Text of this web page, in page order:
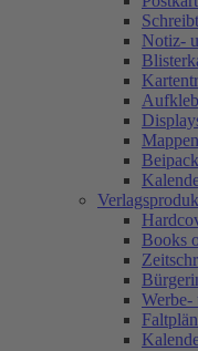
Notiz-
Books
Werbe-